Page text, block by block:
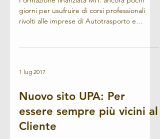
giorni per usufruire di corsi professionali
rivolti alle imprese di Autotrasporto e
1 lug 2017
Nuovo sito UPA: Per
essere sempre più vicini al
Cliente